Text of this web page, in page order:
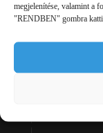
megjelenítése, valamint a
"RENDBEN" gombra
2750